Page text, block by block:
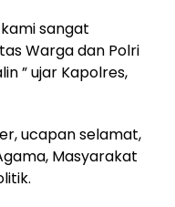
sangat
Warga dan Polri
” ujar Kapolres,
ucapan selamat,
Masyarakat